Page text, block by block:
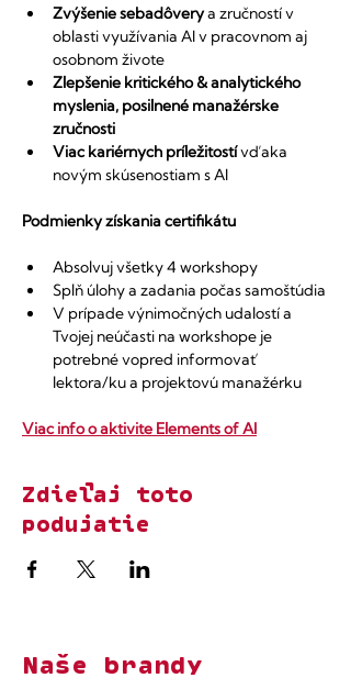
Zvýšenie sebadôvery a zručností v
oblasti využívania AI v pracovnom aj
osobnom živote
Zlepšenie kritického & analytického
myslenia, posilnené manažérske
zručnosti
Viac kariérnych príležitostí vďaka
novým skúsenostiam s AI
Podmienky získania certifikátu
Absolvuj všetky 4 workshopy
Splň úlohy a zadania počas samoštúdia
V prípade výnimočných udalostí a
Tvojej neúčasti na workshope je
potrebné vopred informovať
lektora/ku a projektovú manažérku
Viac info o aktivite Elements of AI
Zdieľaj toto
podujatie
Naše brandy